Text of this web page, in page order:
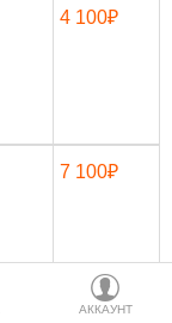
АККАУНТ
4 100₽
7 100₽